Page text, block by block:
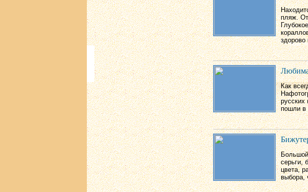
пляж.
здорово
Как
пошли в
серьги,
цвета,
выбора,